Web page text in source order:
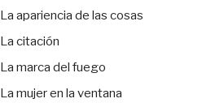
La apariencia de las cosas
La citación
La marca del fuego
La mujer en la ventana